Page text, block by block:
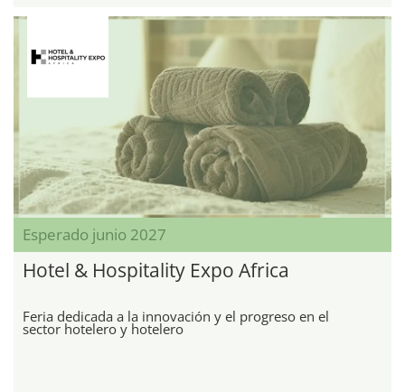
Esperado junio 2027
Hotel & Hospitality Expo Africa
Feria dedicada a la innovación y el progreso en el
sector hotelero y hotelero